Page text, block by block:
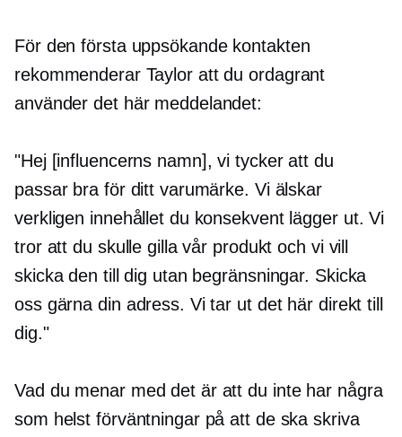
För den första uppsökande kontakten
rekommenderar Taylor att du ordagrant
använder det här meddelandet:
"Hej [influencerns namn], vi tycker att du
passar bra för ditt varumärke. Vi älskar
verkligen innehållet du konsekvent lägger ut. Vi
tror att du skulle gilla vår produkt och vi vill
skicka den till dig utan begränsningar. Skicka
oss gärna din adress. Vi tar ut det här direkt till
dig."
Vad du menar med det är att du inte har några
som helst förväntningar på att de ska skriva